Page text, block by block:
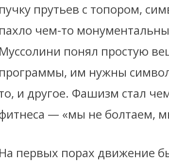
пучку прутьев с топором,
пахло чем-то
Муссолини понял простую
программы, им нужны
и другое. Фашизм стал
— «мы не болтаем,
На первых порах движение